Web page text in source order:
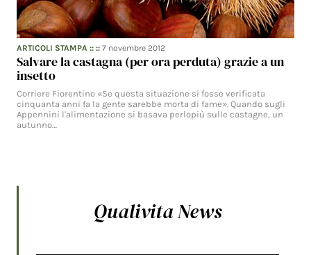
ARTICOLI STAMPA :: ::7 novembre 2012
Salvare la castagna (per ora perduta) grazie a un
insetto
Corriere Fiorentino «Se questa situazione si fosse verificata
cinquanta anni fa la gente sarebbe morta di fame». Quando sugli
Appennini l'alimentazione si basava perlopiù sulle castagne, un
autunno…
Qualivita News